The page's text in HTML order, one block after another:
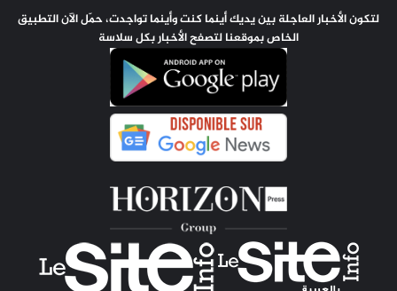
لتكون الأخبار العاجلة بين يديك أينما كنت وأينما تواجدت، حمّل الآن التطبيق
الخاص بموقعنا لتصفح الأخبار بكل سلاسة